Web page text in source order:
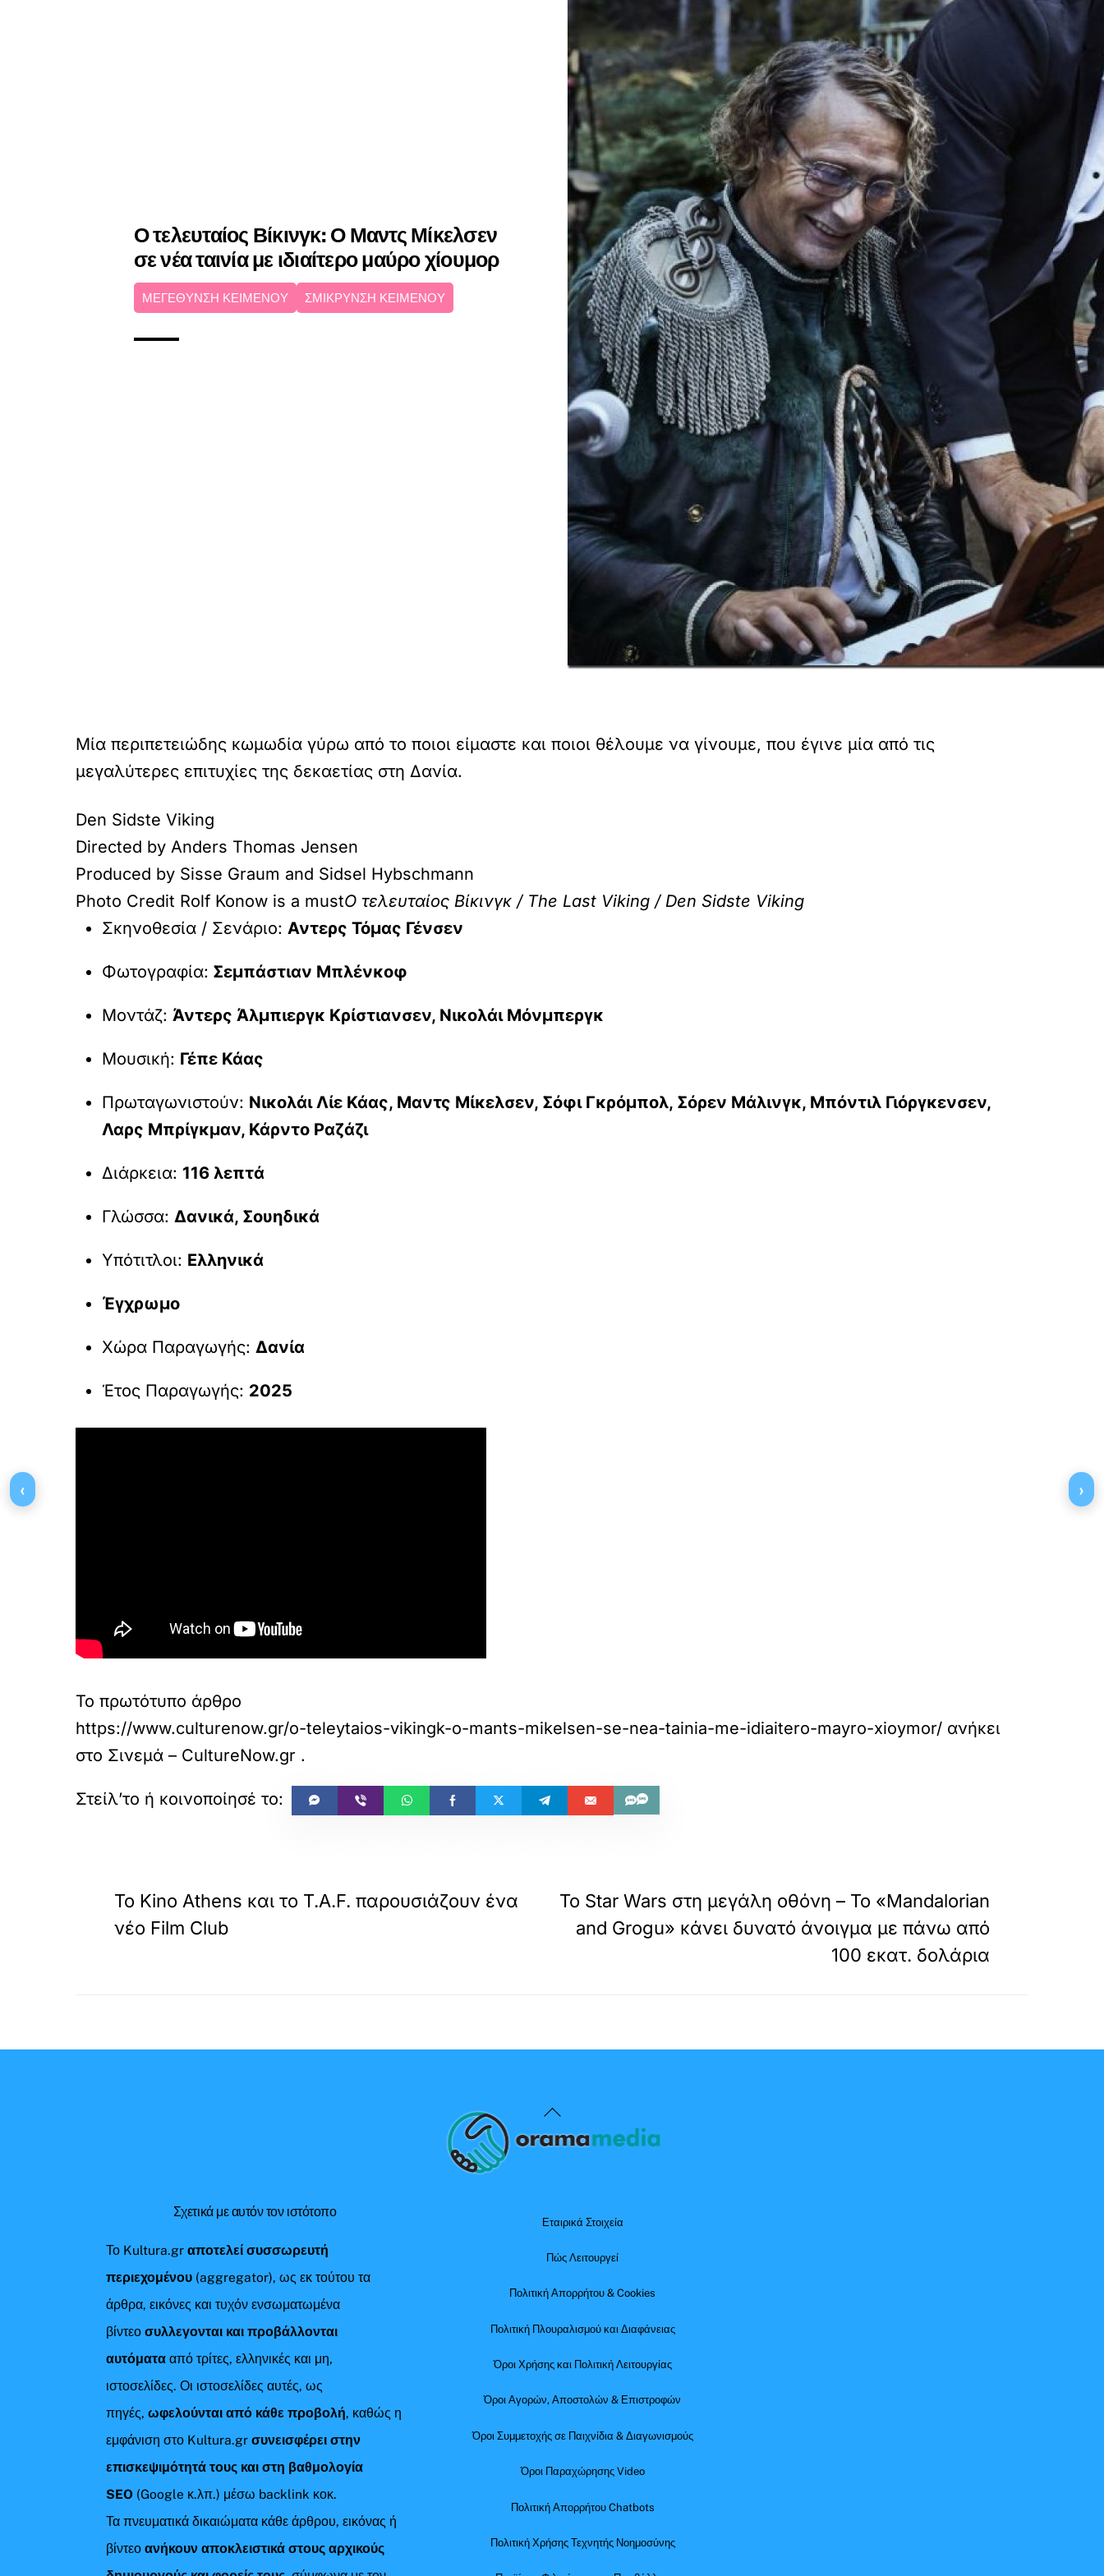
Ο τελευταίος Βίκινγκ: Ο Μαντς Μίκελσεν
σε νέα ταινία με ιδιαίτερο μαύρο χίουμορ
ΜΕΓΕΘΥΝΣΗ ΚΕΙΜΕΝΟΥ ΣΜΙΚΡΥΝΣΗ ΚΕΙΜΕΝΟΥ
Μία περιπετειώδης κωμωδία γύρω από το ποιοι είμαστε και ποιοι θέλουμε να γίνουμε, που έγινε μία από τις
μεγαλύτερες επιτυχίες της δεκαετίας στη Δανία.
Den Sidste Viking
Directed by Anders Thomas Jensen
Produced by Sisse Graum and Sidsel Hybschmann
Photo Credit Rolf Konow is a mustΟ τελευταίος Βίκινγκ / The Last Viking / Den Sidste Viking
Σκηνοθεσία / Σενάριο: Αντερς Τόμας Γένσεν
Φωτογραφία: Σεμπάστιαν Μπλένκοφ
Μοντάζ: Άντερς Άλμπιεργκ Κρίστιανσεν, Νικολάι Μόνμπεργκ
Μουσική: Γέπε Κάας
Πρωταγωνιστούν: Νικολάι Λίε Κάας, Μαντς Μίκελσεν, Σόφι Γκρόμπολ, Σόρεν Μάλινγκ, Μπόντιλ Γιόργκενσεν,
Λαρς Μπρίγκμαν, Κάρντο Ραζάζι
Διάρκεια: 116 λεπτά
Γλώσσα: Δανικά, Σουηδικά
Υπότιτλοι: Ελληνικά
Έγχρωμο
Χώρα Παραγωγής: Δανία
Έτος Παραγωγής: 2025
Το πρωτότυπο άρθρο
https://www.culturenow.gr/o-teleytaios-vikingk-o-mants-mikelsen-se-nea-tainia-me-idiaitero-mayro-xioymor/ ανήκει
στο Σινεμά – CultureNow.gr .
Το Kino Athens και το T.A.F. παρουσιάζουν ένα
νέο Film Club
Το Star Wars στη μεγάλη οθόνη – Το «Mandalorian
and Grogu» κάνει δυνατό άνοιγμα με πάνω από
100 εκατ. δολάρια
Back
To
Σχετικά με αυτόν τον ιστότοπο
Το Kultura.grαποτελεί συσσωρευτή
περιεχομένου (aggregator), ως εκ τούτου τα
άρθρα, εικόνες και τυχόν ενσωματωμένα
βίντεοσυλλεγονται και προβάλλονται
αυτόματααπό τρίτες, ελληνικές και μη,
ιστοσελίδες. Οι ιστοσελίδες αυτές, ως
πηγές,ωφελούνται από κάθε προβολή, καθώς η
εμφάνιση στο Kultura.gr συνεισφέρει στην
επισκεψιμότητά τους και στη βαθμολογία
SEO (Google κ.λπ.) μέσω backlink κοκ.
Τα πνευματικά δικαιώματα κάθε άρθρου, εικόνας ή
βίντεοανήκουν αποκλειστικά στους αρχικούς
Εταιρικά Στοιχεία
Πώς Λειτουργεί
Πολιτική Απορρήτου & Cookies
Πολιτική Πλουραλισμού και Διαφάνειας
Όροι Χρήσης και Πολιτική Λειτουργίας
Όροι Αγορών, Αποστολών & Επιστροφών
Όροι Συμμετοχής σε Παιχνίδια & Διαγωνισμούς
Όροι Παραχώρησης Video
Πολιτική Απορρήτου Chatbots
Πολιτική Χρήσης Τεχνητής Νοημοσύνης
‹ ›